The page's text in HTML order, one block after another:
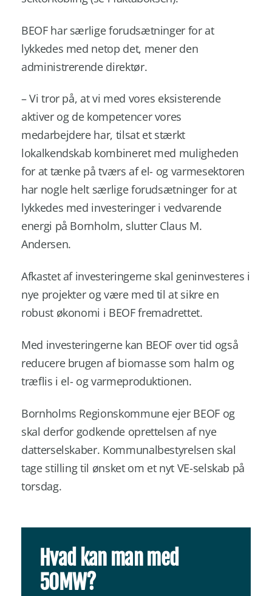
BEOF har særlige forudsætninger for at
lykkedes med netop det, mener den
administrerende direktør.
– Vi tror på, at vi med vores eksisterende
aktiver og de kompetencer vores
medarbejdere har, tilsat et stærkt
lokalkendskab kombineret med muligheden
for at tænke på tværs af el- og varmesektoren
har nogle helt særlige forudsætninger for at
lykkedes med investeringer i vedvarende
energi på Bornholm, slutter Claus M.
Andersen.
Afkastet af investeringerne skal geninvesteres i
nye projekter og være med til at sikre en
robust økonomi i BEOF fremadrettet.
Med investeringerne kan BEOF over tid også
reducere brugen af biomasse som halm og
træflis i el- og varmeproduktionen.
Bornholms Regionskommune ejer BEOF og
skal derfor godkende oprettelsen af nye
datterselskaber. Kommunalbestyrelsen skal
tage stilling til ønsket om et nyt VE-selskab på
torsdag.
Hvad kan man med
50MW?